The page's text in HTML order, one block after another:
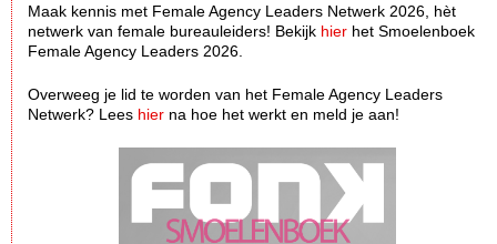
Maak kennis met Female Agency Leaders Netwerk 2026, hèt
netwerk van female bureauleiders! Bekijk hier het Smoelenboek
Female Agency Leaders 2026.
Overweeg je lid te worden van het Female Agency Leaders
Netwerk? Lees hier na hoe het werkt en meld je aan!